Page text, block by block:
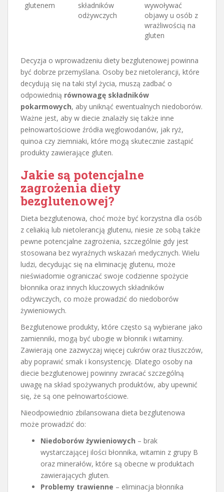
glutenem
składników
odżywczych
wywoływać
objawy u osób z
wrażliwością na
gluten
Decyzja o wprowadzeniu diety bezglutenowej powinna
być dobrze przemyślana. Osoby bez nietolerancji, które
decydują się na taki styl życia, muszą zadbać o
odpowiednią równowagę składników
pokarmowych, aby uniknąć ewentualnych niedoborów.
Ważne jest, aby w diecie znalazły się także inne
pełnowartościowe źródła węglowodanów, jak ryż,
quinoa czy ziemniaki, które mogą skutecznie zastąpić
produkty zawierające gluten.
Jakie są potencjalne
zagrożenia diety
bezglutenowej?
Dieta bezglutenowa, choć może być korzystna dla osób
z celiakią lub nietolerancją glutenu, niesie ze sobą także
pewne potencjalne zagrożenia, szczególnie gdy jest
stosowana bez wyraźnych wskazań medycznych. Wielu
ludzi, decydując się na eliminację glutenu, może
nieświadomie ograniczać swoje codzienne spożycie
błonnika oraz innych kluczowych składników
odżywczych, co może prowadzić do niedoborów
żywieniowych.
Bezglutenowe produkty, które często są wybierane jako
zamienniki, mogą być ubogie w błonnik i witaminy.
Zawierają one zazwyczaj więcej cukrów oraz tłuszczów,
aby poprawić smak i konsystencję. Dlatego osoby na
diecie bezglutenowej powinny zwracać szczególną
uwagę na skład spożywanych produktów, aby upewnić
się, że są one pełnowartościowe.
Nieodpowiednio zbilansowana dieta bezglutenowa
może prowadzić do:
Niedoborów żywieniowych – brak
wystarczającej ilości błonnika, witamin z grupy B
oraz minerałów, które są obecne w produktach
zawierających gluten.
Problemy trawienne – eliminacja błonnika